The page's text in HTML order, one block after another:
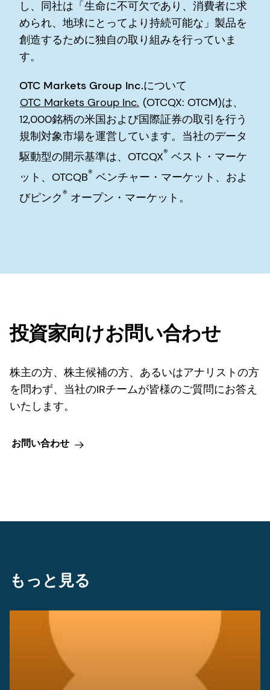
し、同社は「生命に不可欠であり、消費者に求
められ、地球にとってより持続可能な」製品を
創造するために独自の取り組みを行っていま
す。
OTC Markets Group Inc.について
OTC Markets Group Inc. (OTCQX: OTCM)は、
12,000銘柄の米国および国際証券の取引を行う
規制対象市場を運営しています。当社のデータ
駆動型の開示基準は、OTCQX® ベスト・マーケ
ット、OTCQB® ベンチャー・マーケット、およ
びピンク® オープン・マーケット。
投資家向けお問い合わせ
株主の方、株主候補の方、あるいはアナリストの方
を問わず、当社のIRチームが皆様のご質問にお答え
いたします。
お問い合わせ
もっと見る